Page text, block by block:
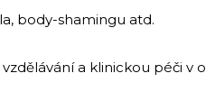
body-shamingu atd.
a klinickou péči v